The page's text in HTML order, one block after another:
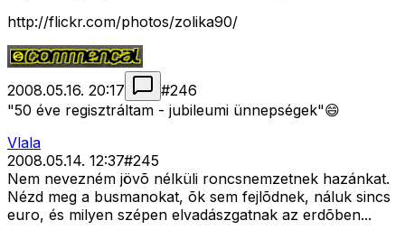
http://flickr.com/photos/zolika90/
2008.05.16. 20:17 #246
"50 éve regisztráltam - jubileumi ünnepségek"😄
Vlala
2008.05.14. 12:37#245
Nem nevezném jövõ nélküli roncsnemzetnek hazánkat.
Nézd meg a busmanokat, õk sem fejlõdnek, náluk sincs
euro, és milyen szépen elvadászgatnak az erdõben...